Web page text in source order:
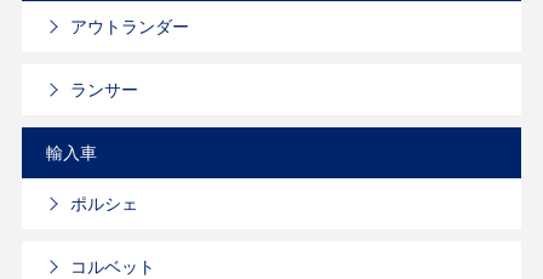
アウトランダー
ランサー
輸入車
ポルシェ
コルベット